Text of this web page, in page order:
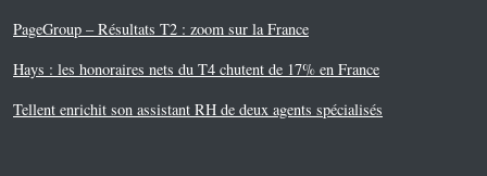
PageGroup – Résultats T2 : zoom sur la France
Hays : les honoraires nets du T4 chutent de 17% en France
Tellent enrichit son assistant RH de deux agents spécialisés